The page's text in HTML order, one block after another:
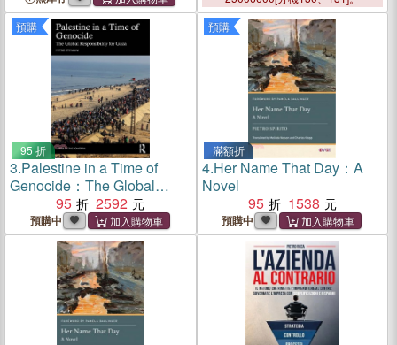
預購
95 折
3.Palestine in a Time of
Genocide：The Global
Responsibility for Gaza
95 2592
預購中
預購
滿額折
4.Her Name That Day：A
Novel
95
1538
預購中